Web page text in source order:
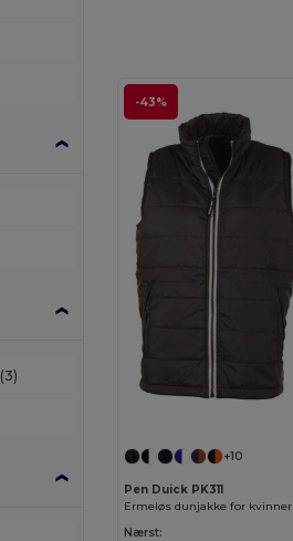
(3)
-43%
+10
Pen Duick PK311
Ermeløs dunjakke for kvinner
Nærst: